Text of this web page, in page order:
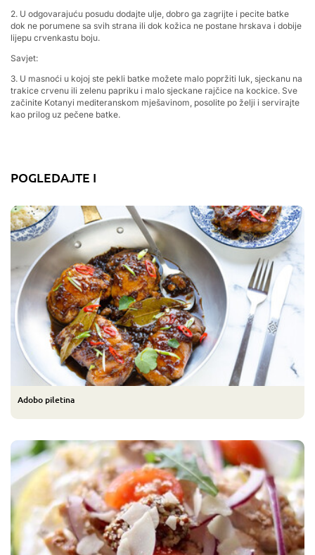
2. U odgovarajuću posudu dodajte ulje, dobro ga zagrijte i pecite batke
dok ne porumene sa svih strana ili dok kožica ne postane hrskava i dobije
lijepu crvenkastu boju.
Savjet:
3. U masnoći u kojoj ste pekli batke možete malo popržiti luk, sjeckanu na
trakice crvenu ili zelenu papriku i malo sjeckane rajčice na kockice. Sve
začinite Kotanyi mediteranskom mješavinom, posolite po želji i servirajte
kao prilog uz pečene batke.
POGLEDAJTE I
Adobo piletina